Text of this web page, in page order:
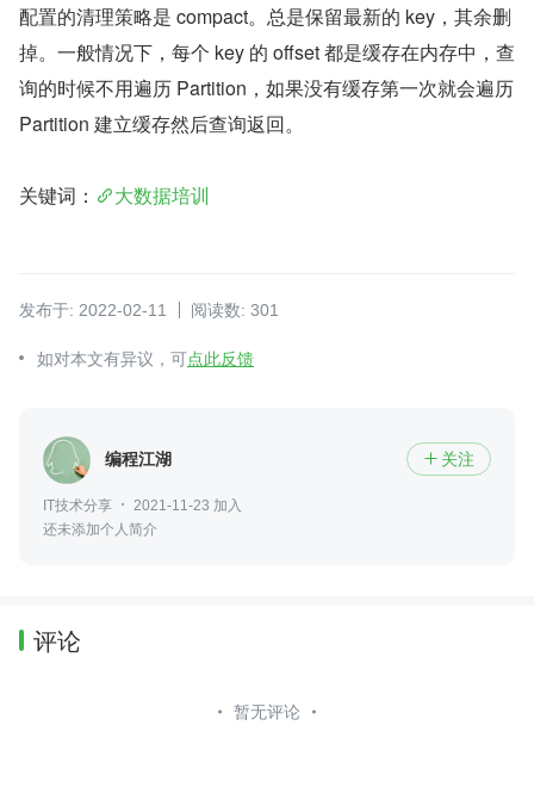
配置的清理策略是 compact。总是保留最新的 key，其余删
掉。一般情况下，每个 key 的 offset 都是缓存在内存中，查
询的时候不用遍历 Partition，如果没有缓存第一次就会遍历
Partition 建立缓存然后查询返回。
关键词： 大数据培训
发布于: 2022-02-11 阅读数: 301
如对本文有异议，可点此反馈
编程江湖  关注
IT技术分享
2021-11-23 加入
还未添加个人简介
评论
暂无评论